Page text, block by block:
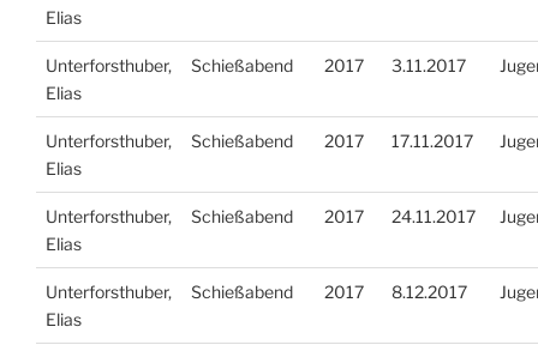
Elias
Unterforsthuber,
Elias
Schießabend 2017 3.11.2017
Unterforsthuber,
Elias
Schießabend 2017 17.11.2017
Unterforsthuber,
Elias
Schießabend 2017 24.11.2017
Unterforsthuber,
Elias
Schießabend 2017 8.12.2017